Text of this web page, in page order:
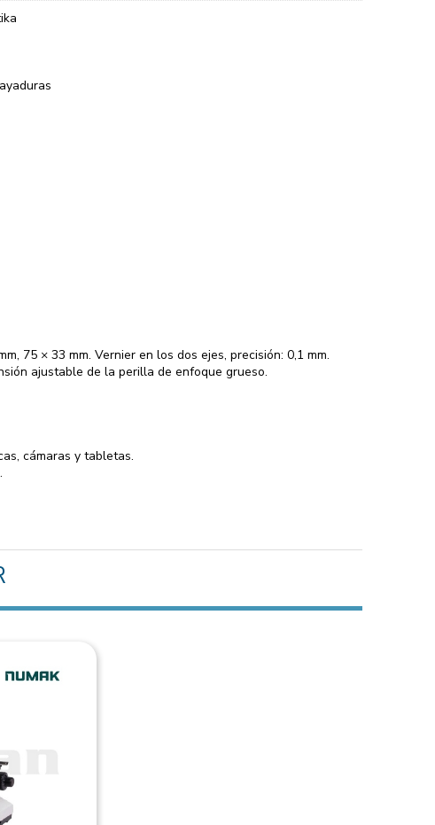
75 × 33 mm. Vernier en los dos ejes, precisión: 0,1 mm.
ajustable de la perilla de enfoque grueso.
cámaras y tabletas.